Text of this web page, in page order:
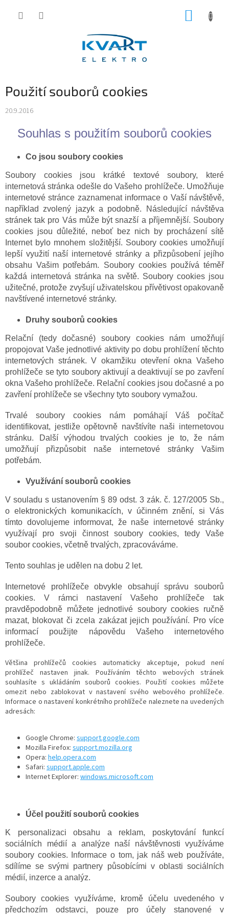
Použití souborů cookies
20.9.2016
Souhlas s použitím souborů cookies
Co jsou soubory cookies
Soubory cookies jsou krátké textové soubory, které
internetová stránka odešle do Vašeho prohlížeče. Umožňuje
internetové stránce zaznamenat informace o Vaší návštěvě,
například zvolený jazyk a podobně. Následující návštěva
stránek tak pro Vás může být snazší a příjemnější. Soubory
cookies jsou důležité, neboť bez nich by procházení sítě
Internet bylo mnohem složitější. Soubory cookies umožňují
lepší využití naší internetové stránky a přizpůsobení jejího
obsahu Vašim potřebám. Soubory cookies používá téměř
každá internetová stránka na světě. Soubory cookies jsou
užitečné, protože zvyšují uživatelskou přívětivost opakovaně
navštívené internetové stránky.
Druhy souborů cookies
Relační (tedy dočasné) soubory cookies nám umožňují
propojovat Vaše jednotlivé aktivity po dobu prohlížení těchto
internetových stránek. V okamžiku otevření okna Vašeho
prohlížeče se tyto soubory aktivují a deaktivují se po zavření
okna Vašeho prohlížeče. Relační cookies jsou dočasné a po
zavření prohlížeče se všechny tyto soubory vymažou.
Trvalé soubory cookies nám pomáhají Váš počítač
identifikovat, jestliže opětovně navštívíte naši internetovou
stránku. Další výhodou trvalých cookies je to, že nám
umožňují přizpůsobit naše internetové stránky Vašim
potřebám.
Využívání souborů cookies
V souladu s ustanovením § 89 odst. 3 zák. č. 127/2005 Sb.,
o elektronických komunikacích, v účinném znění, si Vás
tímto dovolujeme informovat, že naše internetové stránky
využívají pro svoji činnost soubory cookies, tedy Vaše
soubor cookies, včetně trvalých, zpracováváme.
Tento souhlas je udělen na dobu 2 let.
Internetové prohlížeče obvykle obsahují správu souborů
cookies. V rámci nastavení Vašeho prohlížeče tak
pravděpodobně můžete jednotlivé soubory cookies ručně
mazat, blokovat či zcela zakázat jejich používání. Pro více
informací použijte nápovědu Vašeho internetového
prohlížeče.
Většina prohlížečů cookies automaticky akceptuje, pokud není
prohlížeč nastaven jinak. Používáním těchto webových stránek
souhlasíte s ukládáním souborů cookies. Použití cookies můžete
omezit nebo zablokovat v nastavení svého webového prohlížeče.
Informace o nastavení konkrétního prohlížeče naleznete na uvedených
adresách:
Google Chrome: support.google.com
Mozilla Firefox: support.mozilla.org
Opera: help.opera.com
Safari: support.apple.com
Internet Explorer: windows.microsoft.com
Účel použití souborů cookies
K personalizaci obsahu a reklam, poskytování funkcí
sociálních médií a analýze naší návštěvnosti využíváme
soubory cookies. Informace o tom, jak náš web používáte,
sdílíme se svými partnery působícími v oblasti sociálních
médií, inzerce a analýz.
Soubory cookies využíváme, kromě účelu uvedeného v
předchozím odstavci, pouze pro účely stanovené v